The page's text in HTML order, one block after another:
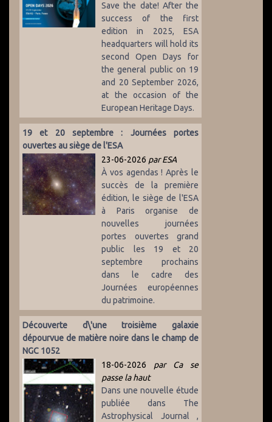
Save the date! After the
success of the first
edition in 2025, ESA
headquarters will hold its
second Open Days for
the general public on 19
and 20 September 2026,
at the occasion of the
European Heritage Days.
19 et 20 septembre : Journées portes
ouvertes au siège de l'ESA
23-06-2026 par ESA
À vos agendas ! Après le
succès de la première
édition, le siège de l'ESA
à Paris organise de
nouvelles journées
portes ouvertes grand
public les 19 et 20
septembre prochains
dans le cadre des
Journées européennes
du patrimoine.
Découverte d\'une troisième galaxie
dépourvue de matière noire dans le champ de
NGC 1052
18-06-2026 par Ca se
passe la haut
Dans une nouvelle étude
publiée dans The
Astrophysical Journal ,